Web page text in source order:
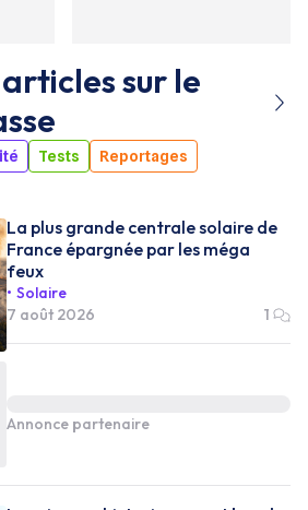
sur le
Tests Reportages
La plus grande centrale solaire de
France épargnée par les méga
feux
Solaire
7 août 2026
1
Annonce partenaire